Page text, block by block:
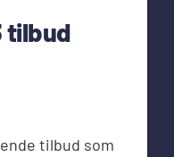
tilbud
tilbud som